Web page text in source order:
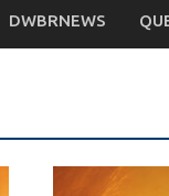
DWBRNEWS